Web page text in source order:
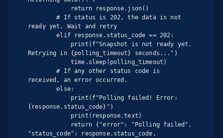
        # If status is 202, the data is not
ready yet. Wait and retry
        elif response.status_code == 202:
Retrying in {polling_timeout} seconds...")
        # If any other status code is
received, an error occurred.
        else:
{response.status_code}")
"status_code": response.status_code,